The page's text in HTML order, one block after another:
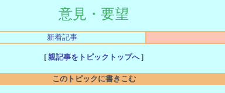
意見・要望
新着記事
[ 親記事をトピックトップへ]
このトピックに書きこむ